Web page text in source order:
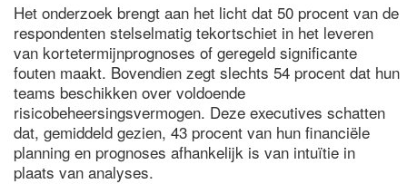
Het onderzoek brengt aan het licht dat 50 procent van de
respondenten stelselmatig tekortschiet in het leveren
van kortetermijnprognoses of geregeld significante
fouten maakt. Bovendien zegt slechts 54 procent dat hun
teams beschikken over voldoende
risicobeheersingsvermogen. Deze executives schatten
dat, gemiddeld gezien, 43 procent van hun financiële
planning en prognoses afhankelijk is van intuïtie in
plaats van analyses.